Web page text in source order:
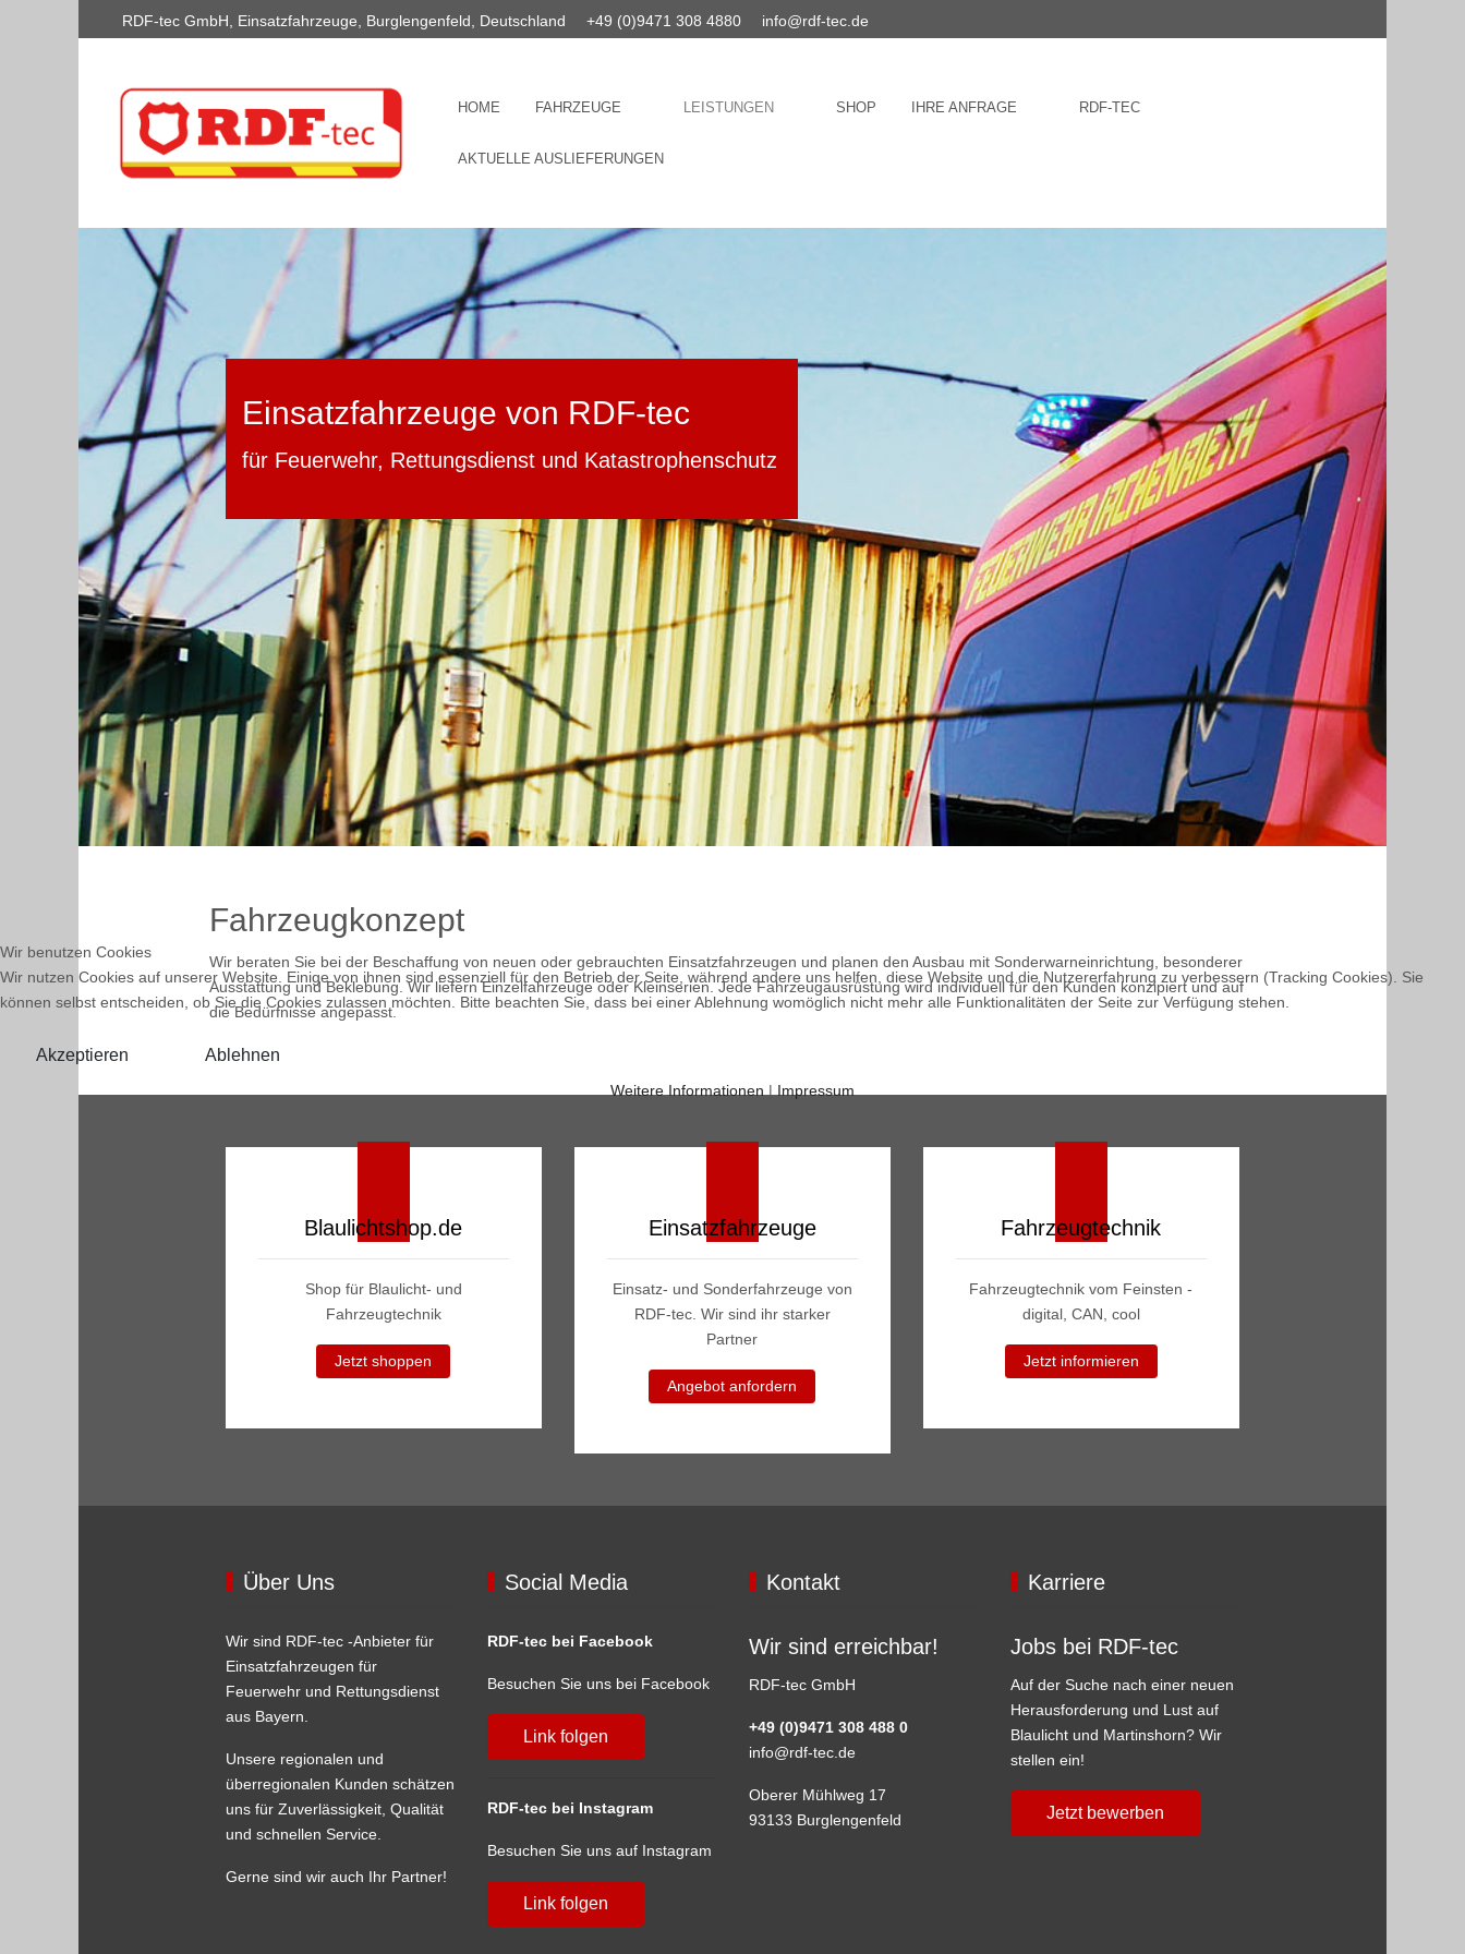
RDF-tec GmbH, Einsatzfahrzeuge, Burglengenfeld, Deutschland +49 (0)9471 308 4880 info@rdf-tec.de
HOME FAHRZEUGE LEISTUNGEN SHOP IHRE ANFRAGE RDF-TEC
AKTUELLE AUSLIEFERUNGEN
Einsatzfahrzeuge von RDF-tec
für Feuerwehr, Rettungsdienst und Katastrophenschutz
Fahrzeugkonzept
Wir beraten Sie bei der Beschaffung von neuen oder gebrauchten Einsatzfahrzeugen und planen den Ausbau mit Sonderwarneinrichtung, besonderer
Ausstattung und Beklebung. Wir liefern Einzelfahrzeuge oder Kleinserien. Jede Fahrzeugausrüstung wird individuell für den Kunden konzipiert und auf
die Bedürfnisse angepasst.
Blaulichtshop.de
Shop für Blaulicht- und
Fahrzeugtechnik
Jetzt shoppen
Einsatzfahrzeuge
Einsatz- und Sonderfahrzeuge von
RDF-tec. Wir sind ihr starker
Partner
Angebot anfordern
Fahrzeugtechnik
Fahrzeugtechnik vom Feinsten -
digital, CAN, cool
Jetzt informieren
Über Uns
Wir sind RDF-tec -Anbieter für
Einsatzfahrzeugen für
Feuerwehr und Rettungsdienst
aus Bayern.
Unsere regionalen und
überregionalen Kunden schätzen
uns für Zuverlässigkeit, Qualität
und schnellen Service.
Gerne sind wir auch Ihr Partner!
Social Media
RDF-tec bei Facebook
Besuchen Sie uns bei Facebook
Link folgen
RDF-tec bei Instagram
Besuchen Sie uns auf Instagram
Link folgen
Kontakt
Wir sind erreichbar!
RDF-tec GmbH
+49 (0)9471 308 488 0
info@rdf-tec.de
Oberer Mühlweg 17
93133 Burglengenfeld
Karriere
Jobs bei RDF-tec
Auf der Suche nach einer neuen
Herausforderung und Lust auf
Blaulicht und Martinshorn? Wir
stellen ein!
Jetzt bewerben
Wir benutzen Cookies
Wir nutzen Cookies auf unserer Website. Einige von ihnen sind essenziell für den Betrieb der Seite, während andere uns helfen, diese Website und die Nutzererfahrung zu verbessern (Tracking Cookies). Sie
können selbst entscheiden, ob Sie die Cookies zulassen möchten. Bitte beachten Sie, dass bei einer Ablehnung womöglich nicht mehr alle Funktionalitäten der Seite zur Verfügung stehen.
Akzeptieren Ablehnen
Weitere Informationen | Impressum